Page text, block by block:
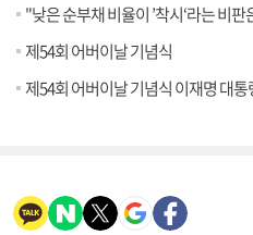
"낮은 순부채 비율이 ’착시‘라는 비판은 적절
제54회 어버이날 기념식
제54회 어버이날 기념식 이재명 대통